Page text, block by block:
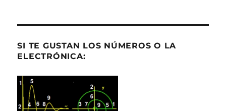
SI TE GUSTAN LOS NÚMEROS O LA
ELECTRÓNICA: